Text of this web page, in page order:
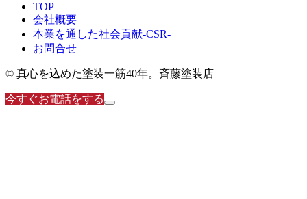
TOP
会社概要
本業を通した社会貢献-CSR-
お問合せ
© 真心を込めた塗装一筋40年。斉藤塗装店
今すぐお電話をする